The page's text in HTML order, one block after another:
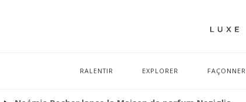
RALENTIR EXPLORER FAÇONNER